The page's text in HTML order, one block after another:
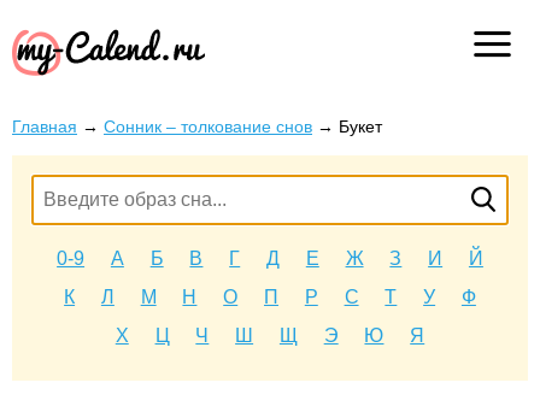
Главная → Сонник – толкование снов → Букет
0-9 А Б В Г Д Е Ж З И
Й
К
Л М Н О П Р С Т У
Ф
Х
Ц Ч Ш Щ Э Ю Я